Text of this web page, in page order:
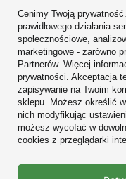
Konto
Regulaminy
Zobacz również
W sklepie
Cenimy Twoją
prawidłowego działania
społecznościowe,
marketingowe - zarówno
Partnerów. Więcej
prywatności. Akceptacja
zapisywanie na Twoim
sklepu. Możesz określić
nich modyfikując
możesz wycofać w
cookies z przeglądarki